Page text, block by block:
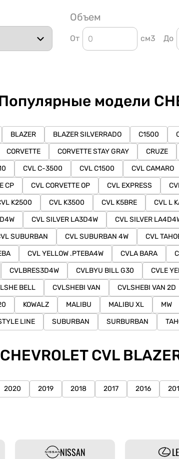
Объем
От см3 До
модели
BLAZER BLAZER SILVERRADO C1500
CORVETTE CORVETTE STAY GRAY CRUZE
CVL C-3500 CVL C1500 CVL CAMARO
CP CVL CORVETTE OP CVL EXPRESS
K2500 CVL K3500 CVL K5BRE CVL L
CVL SILVER LA3D4W CVL SILVER
SUBURBAN CVL SUBURBAN 4W CVL
CVL YELLOW .PTEBA4W CVLA BARA
CVLBRES3D4W CVLBYU BILL G30 CVLE
BELL CVLSHEBI VAN CVLSHEBI VAN 2D
KOWALZ MALIBU MALIBU XL MW
LINE SUBURBAN SURBURBAN
CHEVROLET CVL
2020 2019 2018 2017 2016
NISSAN